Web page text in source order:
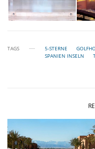
TAGS 5-STERNE
SPANIEN INSELN